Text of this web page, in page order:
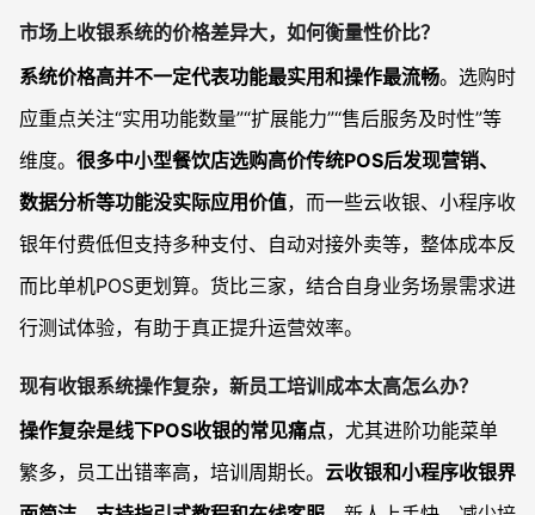
市场上收银系统的价格差异大，如何衡量性价比？
系统价格高并不一定代表功能最实用和操作最流畅。选购时
应重点关注“实用功能数量”“扩展能力”“售后服务及时性”等
维度。 很多中小型餐饮店选购高价传统POS后发现营销、
数据分析等功能没实际应用价值，而一些云收银、小程序收
银年付费低但支持多种支付、自动对接外卖等，整体成本反
而比单机POS更划算。货比三家，结合自身业务场景需求进
行测试体验，有助于真正提升运营效率。
现有收银系统操作复杂，新员工培训成本太高怎么办？
操作复杂是线下POS收银的常见痛点，尤其进阶功能菜单
繁多，员工出错率高，培训周期长。 云收银和小程序收银界